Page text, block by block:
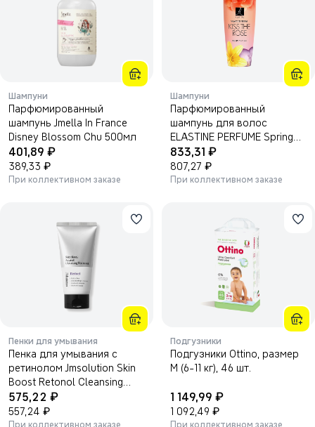
Шампуни
Парфюмированный
шампунь Jmella In France
Disney Blossom Chu 500мл
401,89 ₽
389,33 ₽
При коллективном заказе
Шампуни
Парфюмированный
шампунь для волос
ELASTINE PERFUME Spring
Prologue 600мл.
833,31 ₽
807,27 ₽
При коллективном заказе
Пенки для умывания
Пенка для умывания с
ретинолом Jmsolution Skin
Boost Retonol Cleansing
Foam 1.5 150мл
575,22 ₽
557,24 ₽
При коллективном заказе
Подгузники
Подгузники Ottino, размер
M (6-11 кг), 46 шт.
1 149,99 ₽
1 092,49 ₽
При коллективном заказе